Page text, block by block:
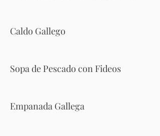
Caldo Gallego
Sopa de Pescado con Fideos
Empanada Gallega